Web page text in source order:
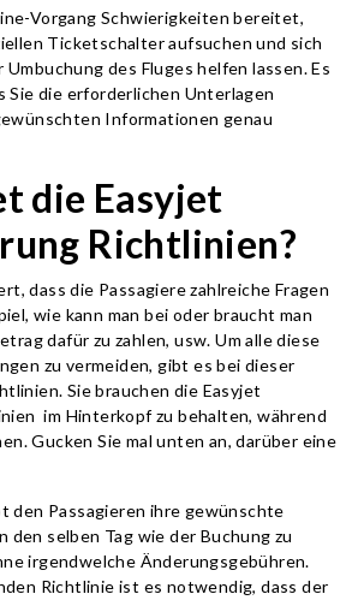
Vorgang Schwierigkeiten bereitet,
Ticketschalter aufsuchen und sich
des Fluges helfen lassen. Es
Sie die erforderlichen Unterlagen
Informationen genau
die Easyjet
Richtlinien?
dass die Passagiere zahlreiche Fragen
wie kann man bei oder braucht man
dafür zu zahlen, usw. Um alle diese
zu vermeiden, gibt es bei dieser
Sie brauchen die Easyjet
im Hinterkopf zu behalten, während
Gucken Sie mal unten an, darüber eine
den Passagieren ihre gewünschte
den selben Tag wie der Buchung zu
irgendwelche Änderungsgebühren.
Richtlinie ist es notwendig, dass der